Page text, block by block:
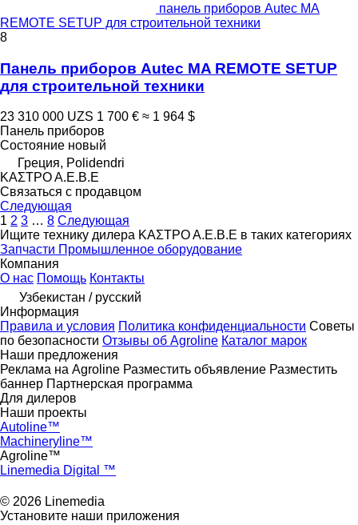
панель приборов Autec MA
REMOTE SETUP для строительной техники
8
Панель приборов Autec MA REMOTE SETUP
для строительной техники
23 310 000 UZS 1 700 € ≈ 1 964 $
Панель приборов
Состояние новый
Греция, Polidendri
ΚΑΣΤΡΟ Α.Ε.Β.Ε
Связаться с продавцом
Следующая
1 2 3 … 8 Следующая
Ищите технику дилера ΚΑΣΤΡΟ Α.Ε.Β.Ε в таких категориях
Запчасти Промышленное оборудование
Компания
О нас Помощь Контакты
Узбекистан / русский
Информация
Правила и условия Политика конфиденциальности Советы
по безопасности Отзывы об Agroline Каталог марок
Наши предложения
Реклама на Agroline Разместить объявление Разместить
баннер Партнерская программа
Для дилеров
Наши проекты
Autoline™
Machineryline™
Agroline™
Linemedia Digital ™
© 2026 Linemedia
Установите наши приложения